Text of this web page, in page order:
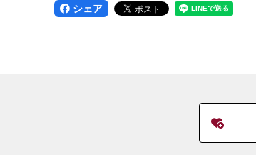
シェア